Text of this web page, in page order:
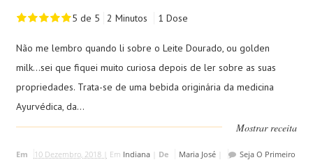
5 de 5 2 Minutos 1 Dose
Não me lembro quando li sobre o Leite Dourado, ou golden
milk...sei que fiquei muito curiosa depois de ler sobre as suas
propriedades. Trata-se de uma bebida originária da medicina
Ayurvédica, da...
Mostrar receita
Em 10 Dezembro, 2018 | Em Indiana| De Maria José|
Seja O Primeiro